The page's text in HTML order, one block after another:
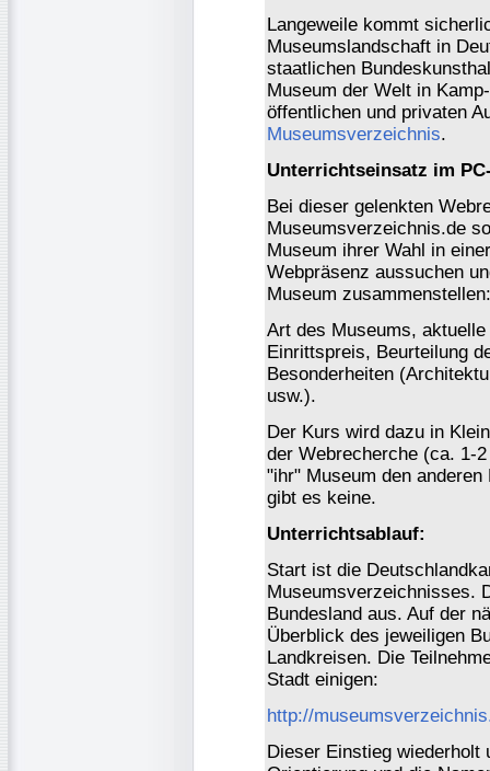
Langeweile kommt
Museumslandschaft in
staatlichen
Museum der Welt in
öffentlichen und privaten
Museumsverzeichnis.
Unterrichtseinsatz im
Bei dieser gelenkten
Museumsverzeichnis.de
Museum ihrer Wahl in
Webpräsenz aussuchen
Museum zusammenstellen:
Art des Museums,
Einrittspreis, Beurteilung
Besonderheiten
usw.).
Der Kurs wird dazu in
der Webrecherche (ca. 1-
"ihr" Museum den
gibt es keine.
Unterrichtsablauf:
Start ist die
Museumsverzeichnisses.
Bundesland aus. Auf der
Überblick des jeweiligen
Landkreisen. Die
Stadt einigen:
http://
Dieser Einstieg wiederholt